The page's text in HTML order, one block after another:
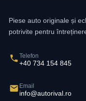
Piese auto originale și
potrivite pentru
Telefon
+40 734 154 845
Email
info@autorival.ro